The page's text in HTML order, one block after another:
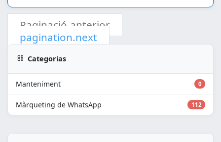
Paginació.anterior
pagination.next
Categorias
Manteniment 0
Màrqueting de WhatsApp 112